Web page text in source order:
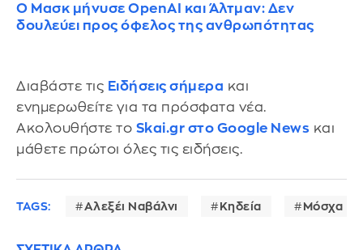
Ο Μασκ μήνυσε OpenAI και Άλτμαν: Δεν
δουλεύει προς όφελος της ανθρωπότητας
Διαβάστε τις Ειδήσεις σήμερα και
ενημερωθείτε για τα πρόσφατα νέα.
Ακολουθήστε το Skai.gr στο Google News και
μάθετε πρώτοι όλες τις ειδήσεις.
TAGS: Αλεξέι Ναβάλνι Κηδεία Μόσχα